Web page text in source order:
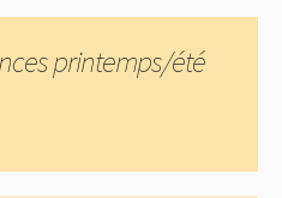
printemps/été